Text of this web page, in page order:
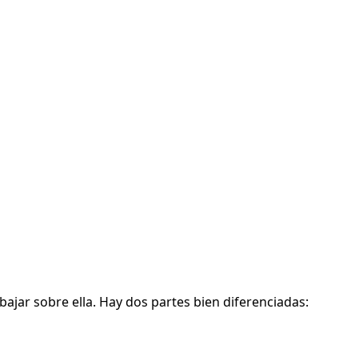
sobre ella. Hay dos partes bien diferenciadas: